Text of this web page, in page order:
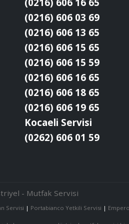
(0216) 606 03 69
(0216) 606 13 65
(0216) 606 15 65
(0216) 606 15 59
(0216) 606 16 65
(0216) 606 18 65
(0216) 606 19 65
Kocaeli Servisi
(0262) 606 01 59
- Mutfak Servisi
Servisi | Portabianco Yetkili Servisi |